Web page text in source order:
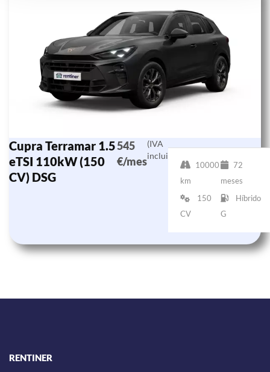
Cupra Terramar 1.5
eTSI 110kW (150
CV) DSG
545
€/mes
(IVA
incluido)
10000
km
72
meses
150
CV
Híbrido
G
RENTINER